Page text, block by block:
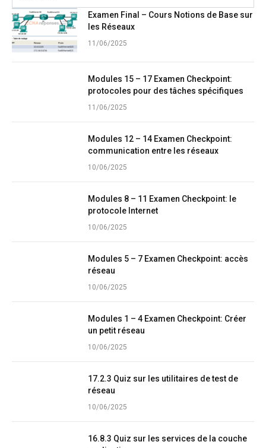
Examen Final – Cours Notions de Base sur
les Réseaux
11/06/2025
Modules 15 – 17 Examen Checkpoint:
protocoles pour des tâches spécifiques
11/06/2025
Modules 12 – 14 Examen Checkpoint:
communication entre les réseaux
10/06/2025
Modules 8 – 11 Examen Checkpoint: le
protocole Internet
10/06/2025
Modules 5 – 7 Examen Checkpoint: accès
réseau
10/06/2025
Modules 1 – 4 Examen Checkpoint: Créer
un petit réseau
10/06/2025
17.2.3 Quiz sur les utilitaires de test de
réseau
10/06/2025
16.8.3 Quiz sur les services de la couche